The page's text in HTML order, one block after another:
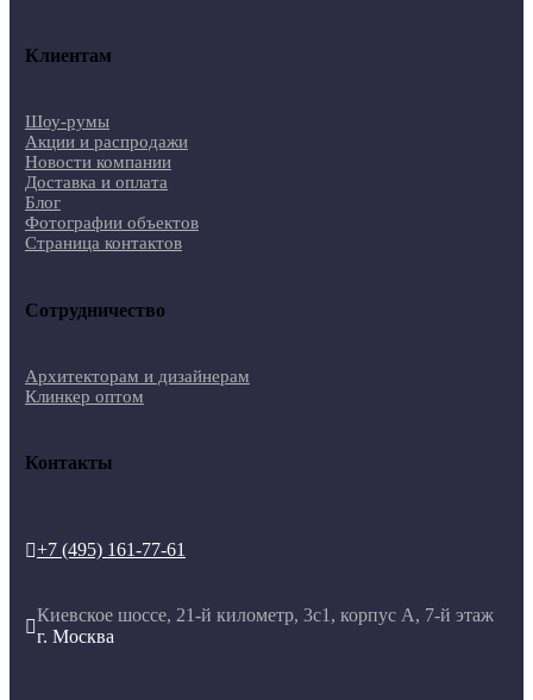
Клиентам
Шоу-румы
Акции и распродажи
Новости компании
Доставка и оплата
Блог
Фотографии объектов
Страница контактов
Сотрудничество
Архитекторам и дизайнерам
Клинкер оптом
Контакты
+7 (495) 161-77-61

Киевское шоссе, 21-й километр, 3с1, корпус А, 7-й этаж
г. Москва